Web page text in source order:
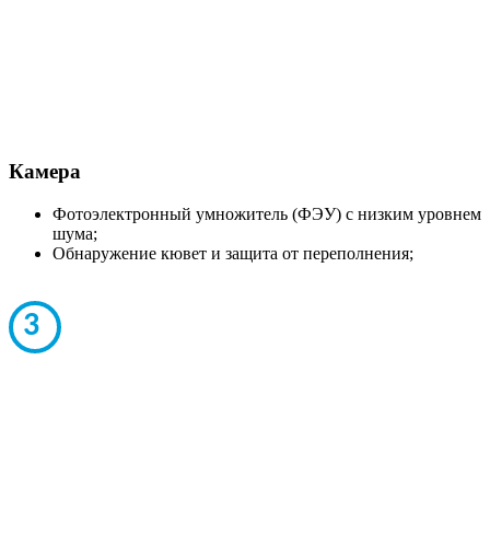
Камера
Фотоэлектронный умножитель (ФЭУ) с низким уровнем
шума;
Обнаружение кювет и защита от переполнения;
3